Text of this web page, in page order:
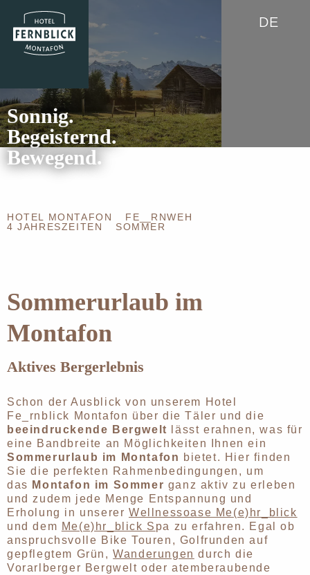
DE
Sonnig.
Begeisternd.
Bewegend.
HOTEL MONTAFON FE
RNWEH
4 JAHRESZEITEN
SOMMER
Sommerurlaub im
Montafon
Aktives Bergerlebnis
Schon der Ausblick von unserem Hotel
Fe_rnblick Montafon über die Täler und die
beeindruckende Bergwelt
lässt erahnen, was für
eine Bandbreite an Möglichkeiten Ihnen ein
Sommerurlaub im Montafon bietet. Hier finden
Sie die perfekten Rahmenbedingungen, um
das Montafon im Sommer ganz aktiv zu erleben
und zudem jede Menge Entspannung und
Erholung in unsererWellnessoase Me(e)hr_blick
und dem Me(e)hr_blick S pa zu erfahren. Egal ob
anspruchsvolle Bike Touren, Golfrunden auf
gepflegtem Grün,Wanderungen durch die
Vorarlberger Bergwelt oder atemberaubende